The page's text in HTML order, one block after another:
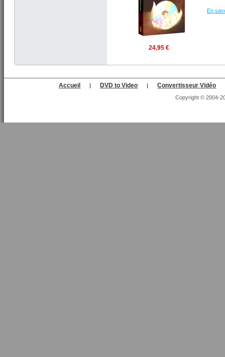
24,95 €
En
Accueil | DVD to Video | Convertisseur Vidéo
Copyright © 2004-